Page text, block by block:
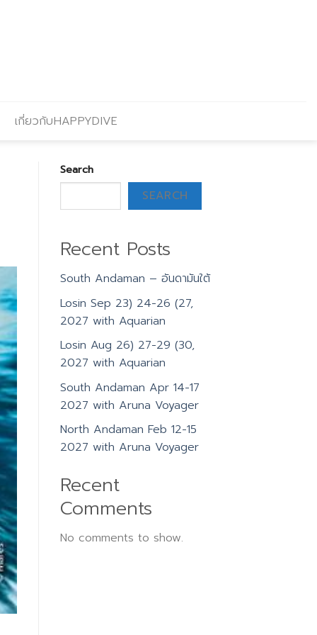
เกี่ยวกับHAPPYDIVE
Search
SEARCH
Recent Posts
South Andaman – อันดามันใต้
Losin Sep 23) 24-26 (27,
2027 with Aquarian
Losin Aug 26) 27-29 (30,
2027 with Aquarian
South Andaman Apr 14-17
2027 with Aruna Voyager
North Andaman Feb 12-15
2027 with Aruna Voyager
Recent
Comments
No comments to show.